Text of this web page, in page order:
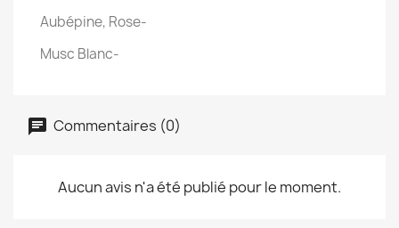
Aubépine, Rose-
Musc Blanc-
Commentaires (0)
Aucun avis n'a été publié pour le moment.